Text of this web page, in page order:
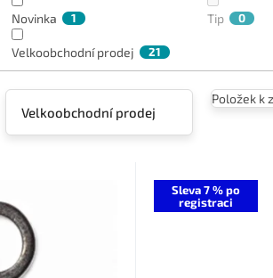
Novinka 1 Tip 0
Velkoobchodní prodej 21
Velkoobchodní prodej
Položek k
Sleva 7 % po
registraci